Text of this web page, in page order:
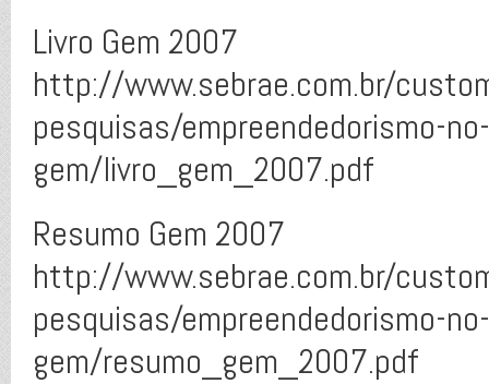
Livro Gem 2007
http://www.sebrae.com.br/
pesquisas/empreendedorismo-
gem/livro_gem_2007.pdf
Resumo Gem 2007
http://www.sebrae.com.br/
pesquisas/empreendedorismo-
gem/resumo_gem_2007.pdf